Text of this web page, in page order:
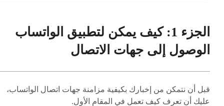
الجزء 1: كيف يمكن لتطبيق الواتساب
الوصول إلى جهات الاتصال
قبل أن نتمكن من إخبارك بكيفية مزامنة جهات اتصال الواتساب،
عليك أن تعرف كيف تعمل في المقام الأول.